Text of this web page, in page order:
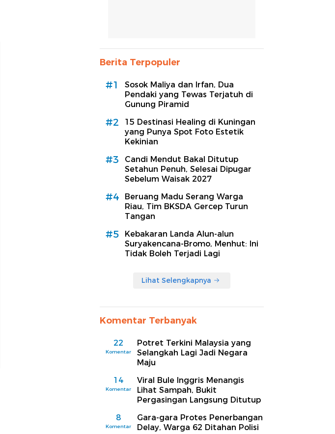
Berita Terpopuler
#1
Sosok Maliya dan Irfan, Dua
Pendaki yang Tewas Terjatuh di
Gunung Piramid
#2
15 Destinasi Healing di Kuningan
yang Punya Spot Foto Estetik
Kekinian
#3
Candi Mendut Bakal Ditutup
Setahun Penuh, Selesai Dipugar
Sebelum Waisak 2027
#4
Beruang Madu Serang Warga
Riau, Tim BKSDA Gercep Turun
Tangan
#5
Kebakaran Landa Alun-alun
Suryakencana-Bromo, Menhut: Ini
Tidak Boleh Terjadi Lagi
Lihat Selengkapnya
Komentar Terbanyak
22
Komentar
Potret Terkini Malaysia yang
Selangkah Lagi Jadi Negara
Maju
14
Komentar
Viral Bule Inggris Menangis
Lihat Sampah, Bukit
Pergasingan Langsung Ditutup
8
Komentar
Gara-gara Protes Penerbangan
Delay, Warga 62 Ditahan Polisi